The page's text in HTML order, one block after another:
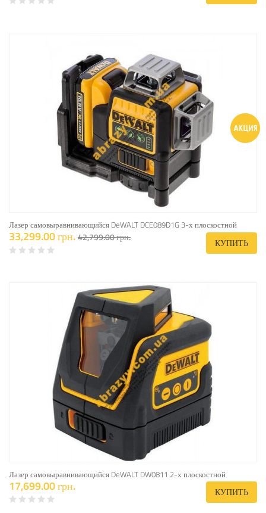
Лазер самовыравнивающийся DeWALT DCE089D1G 3-х плоскостной
33,299.00 грн.42,799.00 грн. КУПИТЬ
Лазер самовыравнивающийся DeWALT DW0811 2-х плоскостной
17,699.00 грн. КУПИТЬ